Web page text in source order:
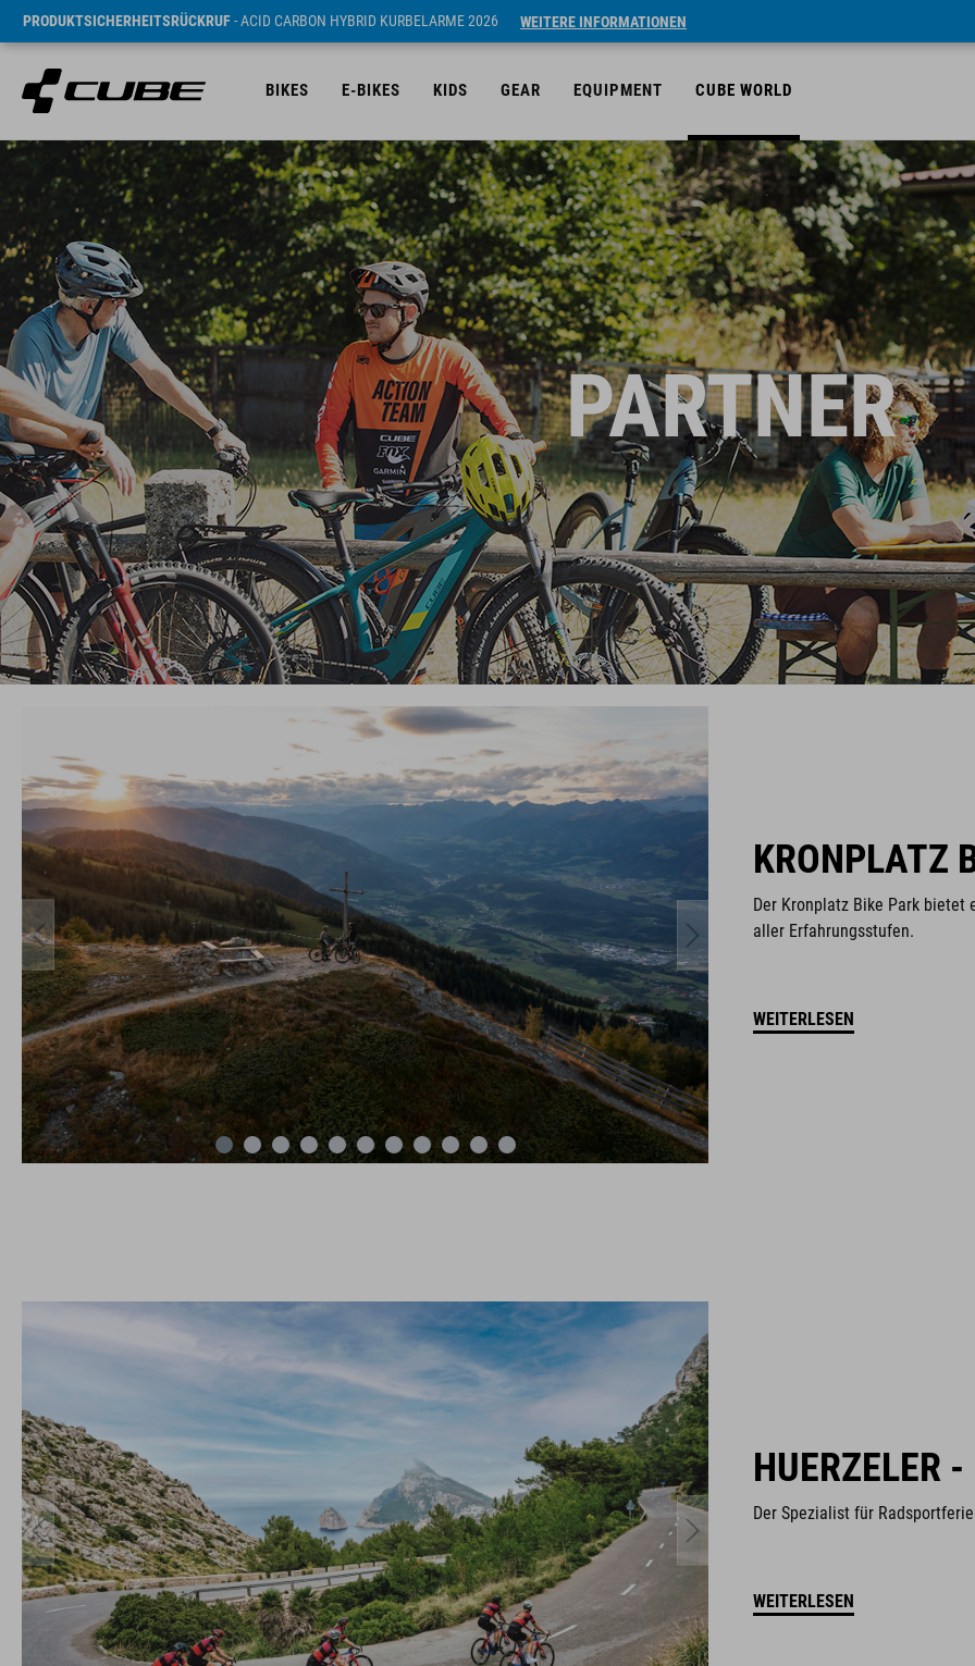
PRODUKTSICHERHEITSRÜCKRUF- ACID CARBON HYBRID KURBELARME 2026 WEITERE INFORMATIONEN
BIKES E-BIKES KIDS GEAR EQUIPMENT CUBE WORLD
PARTNER
KRONPLATZ
Der Kronplatz Bike Park
aller Erfahrungsstufen.
WEITERLESEN
HUERZELER
Der Spezialist für
WEITERLESEN